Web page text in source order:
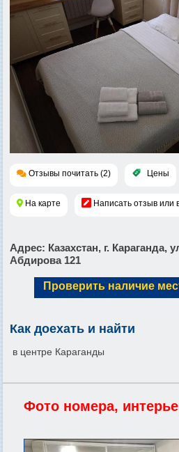
Отзывы почитать (2) Цены
На карте Написать отзыв или
Адрес: Казахстан, г. Караганда,
Абдирова 121
Проверить наличие
Как доехать и найти
в центре Караганды
Фото номера,